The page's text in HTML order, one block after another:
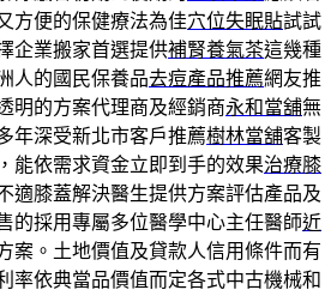
方便的保健療法為佳穴位失眠貼試試
企業搬家首選提供補腎養氣茶這幾種
人的國民保養品去痘產品推薦網友推
明的方案代理商及經銷商永和當舖無
年深受新北市客戶推薦樹林當舖客製
能依需求資金立即到手的效果治療膝
適膝蓋解決醫生提供方案評估產品及
的採用專屬多位醫學中心主任醫師近
案。土地價值及貸款人信用條件而有
率依典當品價值而定各式中古機械和